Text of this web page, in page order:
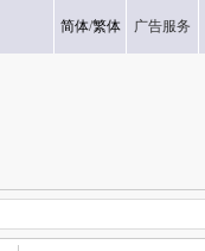
简体/繁体 广告服务